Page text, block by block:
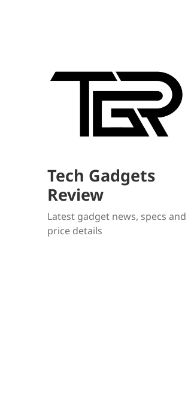
Tech Gadgets
Review
Latest gadget news, specs and
price details